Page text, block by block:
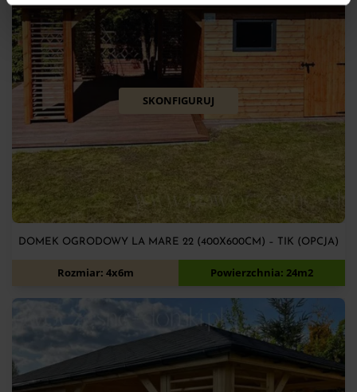
SKONFIGURUJ
DOMEK OGRODOWY LA MARE 22 (400X600CM) – TIK (OPCJA)
14 800zł
Rozmiar: 4x6m Powierzchnia: 24m2